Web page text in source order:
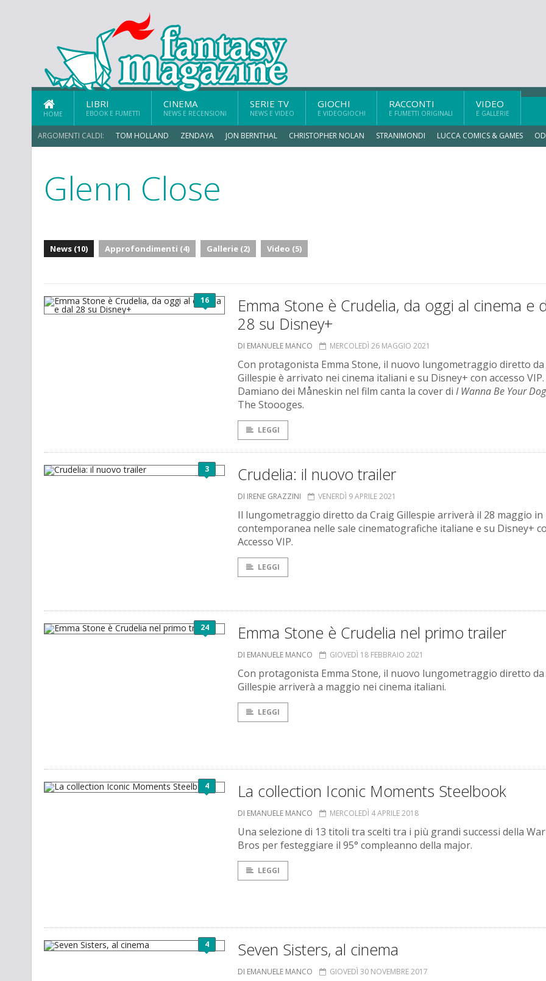
HOME
LIBRI
EBOOK E FUMETTI
CINEMA
NEWS E RECENSIONI
SERIE TV
NEWS E VIDEO
GIOCHI
E VIDEOGIOCHI
RACCONTI
E FUMETTI ORIGINALI
VIDEO
E GALLERIE
ARGOMENTI CALDI: TOM HOLLAND ZENDAYA JON BERNTHAL CHRISTOPHER NOLAN STRANIMONDI LUCCA COMICS & GAMES
ERIK SOMMERS
Glenn Close
News (10) Approfondimenti (4) Gallerie (2) Video (5)
16
Emma Stone è Crudelia, da oggi al cinema e
28 su Disney+
DI EMANUELE MANCO MERCOLEDÌ 26 MAGGIO 2021
Con protagonista Emma Stone, il nuovo lungometraggio diretto da
Gillespie è arrivato nei cinema italiani e su Disney+ con accesso VIP.
Damiano dei Måneskin nel film canta la cover di I Wanna Be Your Dog
The Stoooges.
LEGGI
3 Crudelia: il nuovo trailer
DI IRENE GRAZZINI VENERDÌ 9 APRILE 2021
Il lungometraggio diretto da Craig Gillespie arriverà il 28 maggio in
contemporanea nelle sale cinematografiche italiane e su Disney+
Accesso VIP.
LEGGI
24 Emma Stone è Crudelia nel primo trailer
DI EMANUELE MANCO GIOVEDÌ 18 FEBBRAIO 2021
Con protagonista Emma Stone, il nuovo lungometraggio diretto da
Gillespie arriverà a maggio nei cinema italiani.
LEGGI
4 La collection Iconic Moments Steelbook
DI EMANUELE MANCO MERCOLEDÌ 4 APRILE 2018
Una selezione di 13 titoli tra scelti tra i più grandi successi della
Bros per festeggiare il 95° compleanno della major.
LEGGI
4 Seven Sisters, al cinema
DI EMANUELE MANCO GIOVEDÌ 30 NOVEMBRE 2017